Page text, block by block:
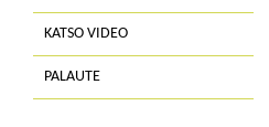
KATSO VIDEO
PALAUTE